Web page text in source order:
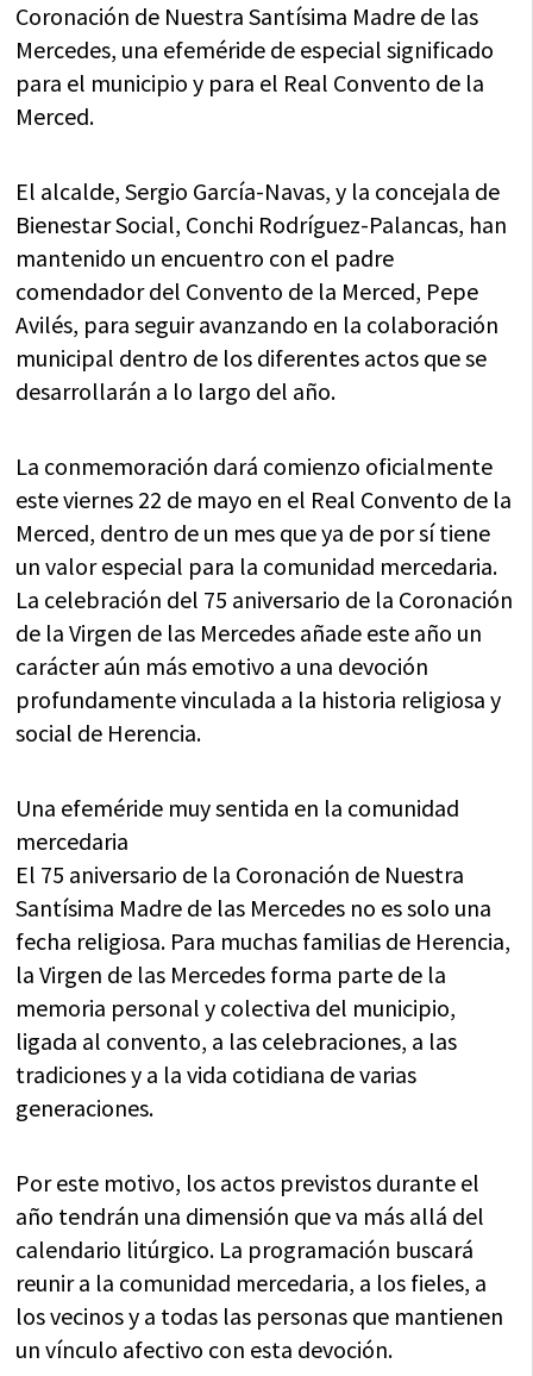
Coronación de Nuestra Santísima Madre de las
Mercedes, una efeméride de especial significado
para el municipio y para el Real Convento de la
Merced.
El alcalde, Sergio García-Navas, y la concejala de
Bienestar Social, Conchi Rodríguez-Palancas, han
mantenido un encuentro con el padre
comendador del Convento de la Merced, Pepe
Avilés, para seguir avanzando en la colaboración
municipal dentro de los diferentes actos que se
desarrollarán a lo largo del año.
La conmemoración dará comienzo oficialmente
este viernes 22 de mayo en el Real Convento de la
Merced, dentro de un mes que ya de por sí tiene
un valor especial para la comunidad mercedaria.
La celebración del 75 aniversario de la Coronación
de la Virgen de las Mercedes añade este año un
carácter aún más emotivo a una devoción
profundamente vinculada a la historia religiosa y
social de Herencia.
Una efeméride muy sentida en la comunidad
mercedaria
El 75 aniversario de la Coronación de Nuestra
Santísima Madre de las Mercedes no es solo una
fecha religiosa. Para muchas familias de Herencia,
la Virgen de las Mercedes forma parte de la
memoria personal y colectiva del municipio,
ligada al convento, a las celebraciones, a las
tradiciones y a la vida cotidiana de varias
generaciones.
Por este motivo, los actos previstos durante el
año tendrán una dimensión que va más allá del
calendario litúrgico. La programación buscará
reunir a la comunidad mercedaria, a los fieles, a
los vecinos y a todas las personas que mantienen
un vínculo afectivo con esta devoción.